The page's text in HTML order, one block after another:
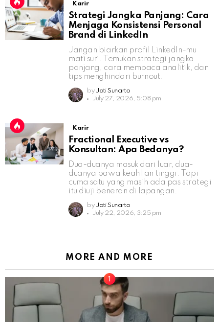
Karir
Strategi Jangka Panjang: Cara
Menjaga Konsistensi Personal
Brand di LinkedIn
Jangan biarkan profil LinkedIn-mu
mati suri. Temukan strategi jangka
panjang, cara membaca analitik, dan
tips menghindari burnout.
by Jati Sunarto
July 27, 2026, 5:08 pm
Karir
Fractional Executive vs
Konsultan: Apa Bedanya?
Dua-duanya masuk dari luar, dua-
duanya bawa keahlian tinggi. Tapi
cuma satu yang masih ada pas strategi
itu diuji beneran di lapangan.
by Jati Sunarto
July 22, 2026, 3:25 pm
MORE AND MORE